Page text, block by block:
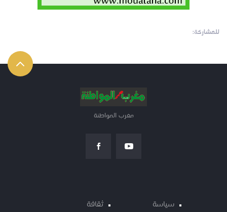
للمشاركة:
مغرب المواطنة
سياسة ثقافة